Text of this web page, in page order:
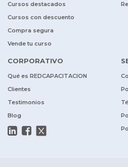
Cursos destacados
Cursos con descuento
Compra segura
Vende tu curso
CORPORATIVO
Qué es REDCAPACITACION
Clientes
Testimonios
Blog